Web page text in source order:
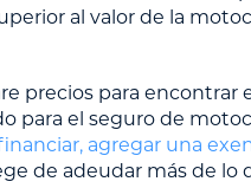
al valor de la
precios para encontrar
para el seguro de
agregar una
de adeudar más de lo